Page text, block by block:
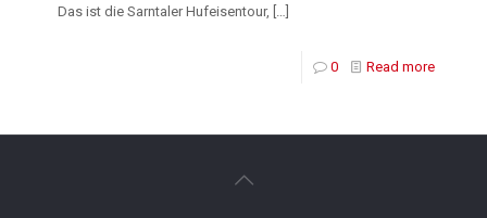
Das ist die Sarntaler Hufeisentour, […]
0 Read more